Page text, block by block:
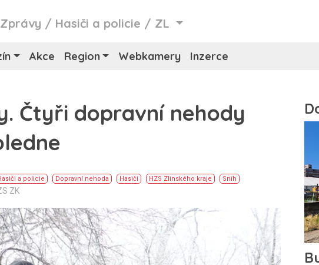
Zprávy / Hasiči a policie / ZL
Akce Region Webkamery Inzerce
Čtyři dopravní nehody
a policie Dopravní nehoda Hasiči HZS Zlínského kraje
Sníh
ZK